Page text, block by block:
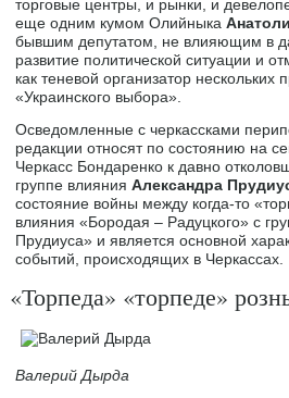
торговые центры, и рынки, и
еще одним кумом Олийныка
бывшим депутатом, не влияющим в
развитие политической ситуации и
как теневой организатор нескольких
«Украинского выбора».
Осведомленные с черкассками
редакции относят по состоянию на
Черкасс Бондаренко к давно
группе влиянияАлександра
состояние войны между когда-то
влияния «Бородая – Радуцкого» с
Прудиуса» и является основной
событий, происходящих в Черкассах.
«Торпеда» «торпеде»
Валерий Дырда